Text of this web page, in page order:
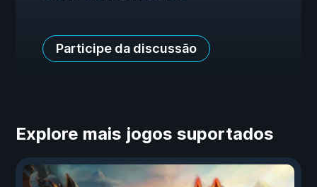
Participe da discussão
Explore mais jogos suportados